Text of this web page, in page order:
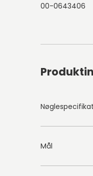
00-0643406
Mål